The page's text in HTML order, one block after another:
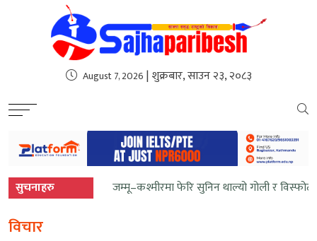
sweet bonanza
August 7, 2026 | शुक्रबार, साउन २३, २०८३
सुचनाहरु जम्मू–कश्मीरमा फेरि सुनिन थाल्यो गोली र
विचार